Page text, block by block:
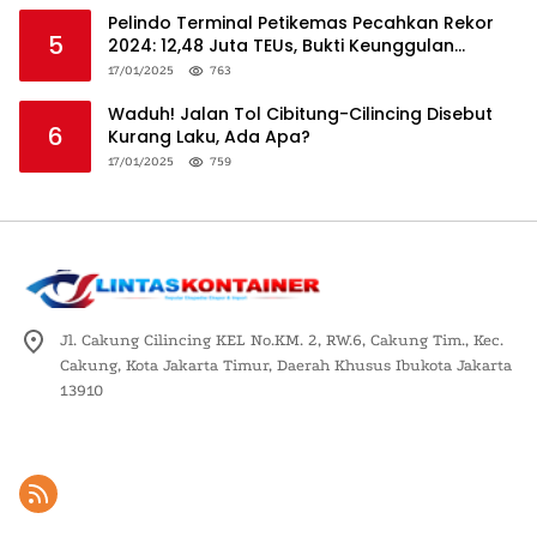
5
Pelindo Terminal Petikemas Pecahkan Rekor
2024: 12,48 Juta TEUs, Bukti Keunggulan
Logistik Nasional
17/01/2025 763
6
Waduh! Jalan Tol Cibitung-Cilincing Disebut
Kurang Laku, Ada Apa?
17/01/2025 759
Jl. Cakung Cilincing KEL No.KM. 2, RW.6, Cakung Tim., Kec.
Cakung, Kota Jakarta Timur, Daerah Khusus Ibukota Jakarta
13910